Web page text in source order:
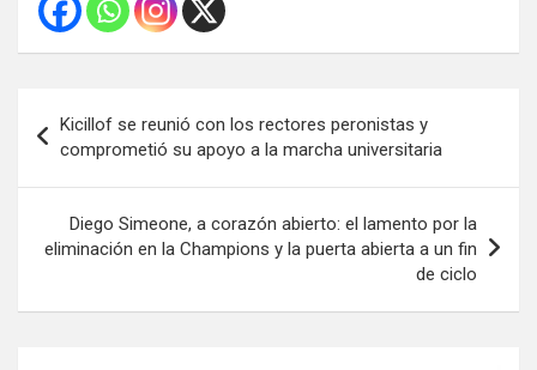
de
entradas
Kicillof se reunió con los rectores peronistas y
comprometió su apoyo a la marcha universitaria
Diego Simeone, a corazón abierto: el lamento por la
eliminación en la Champions y la puerta abierta a un fin
de ciclo